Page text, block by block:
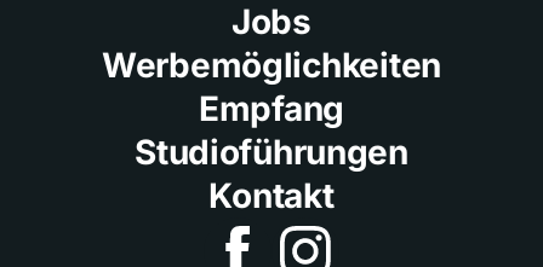
Jobs
Werbemöglichkeiten
Empfang
Studioführungen
Kontakt